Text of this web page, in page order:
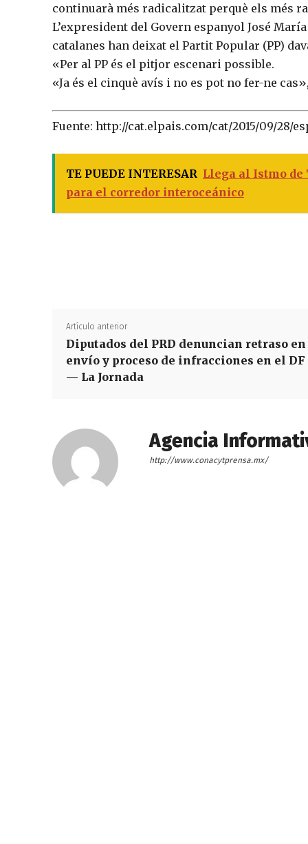
continuarà més radicalitzat perquè els més
L’expresident del Govern espanyol José
catalanes han deixat el Partit Popular (PP)
«Per al PP és el pitjor escenari possible.
«Ja és el cinquè avís i no es pot no fer-ne
Fuente: http://cat.elpais.com/cat/2015/09/28/
TE PUEDE INTERESAR Llega al Istmo de
para el corredor interoceánico
Artículo anterior
Diputados del PRD denuncian retraso en
envío y proceso de infracciones en el DF
— La Jornada
Agencia
http://www.conacytprensa.mx/